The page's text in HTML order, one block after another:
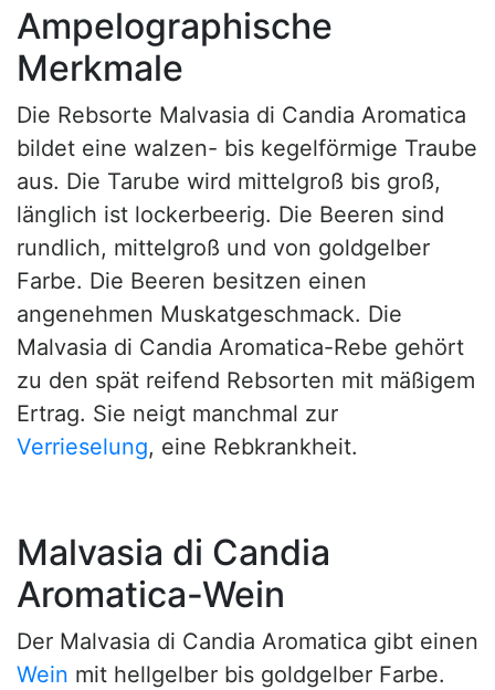
Ampelographische
Merkmale
Die Rebsorte Malvasia di Candia Aromatica
bildet eine walzen- bis kegelförmige Traube
aus. Die Tarube wird mittelgroß bis groß,
länglich ist lockerbeerig. Die Beeren sind
rundlich, mittelgroß und von goldgelber
Farbe. Die Beeren besitzen einen
angenehmen Muskatgeschmack. Die
Malvasia di Candia Aromatica-Rebe gehört
zu den spät reifend Rebsorten mit mäßigem
Ertrag. Sie neigt manchmal zur
Verrieselung, eine Rebkrankheit.
Malvasia di Candia
Aromatica-Wein
Der Malvasia di Candia Aromatica gibt einen
Wein mit hellgelber bis goldgelber Farbe.